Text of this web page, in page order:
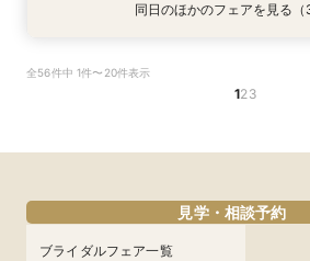
衣装試着 特典あり
9/10
OFF*来館特典×無料試食付
フェアを予約
特典あり
9/10
トGET！特典・試食フェア
フェアを予約
衣装試着 特典あり
9/10
150万円割引×来館特典ギフ
フェアを予約
同日のほかのフェアを見る（3
全56件中 1件〜20件表示
123
見学・相談予約
ブライダルフェア一覧